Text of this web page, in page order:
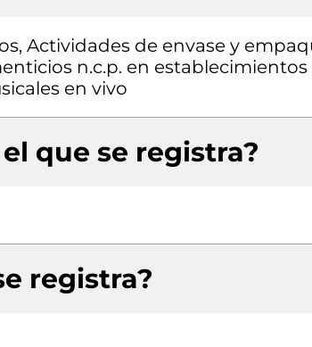
Actividades de envase y
n.c.p. en establecimientos
en vivo
que se registra?
registra?